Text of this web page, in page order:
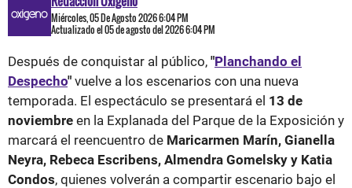
Miércoles, 05 De Agosto 2026 6:04 PM
Actualizado el 05 de agosto del 2026 6:04 PM
Después de conquistar al público, "Planchando el
Despecho" vuelve a los escenarios con una nueva
temporada. El espectáculo se presentará el 13 de
noviembre en la Explanada del Parque de la Exposición y
marcará el reencuentro de Maricarmen Marín, Gianella
Neyra, Rebeca Escribens, Almendra Gomelsky y Katia
Condos, quienes volverán a compartir escenario bajo el